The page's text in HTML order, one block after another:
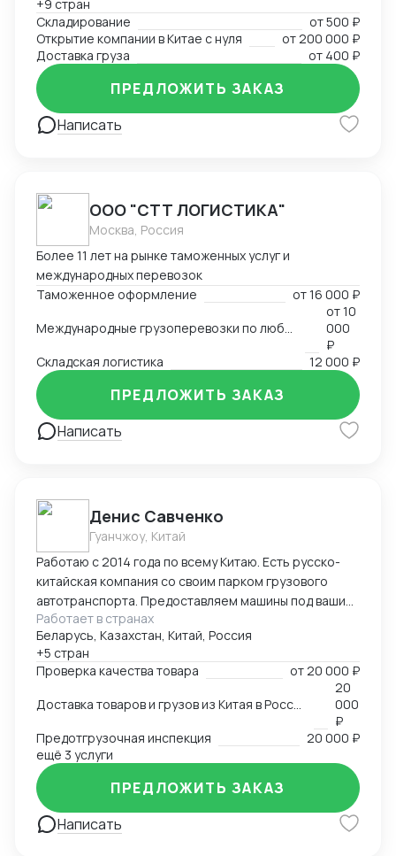
+9 стран
Складирование
от500 ₽
Открытие компании в Китае с нуля
от200 000 ₽
Доставка груза
от 400 ₽
Написать
ПРЕДЛОЖИТЬ ЗАКАЗ
ООО "СТТ ЛОГИСТИКА"
Москва, Россия
Более 11 лет на рынке таможенных услуг и
международных перевозок
Таможенное оформление
от16 000 ₽
Международные грузоперевозки по любым маршрутам и любыми видами транспорта
от10
000
₽
Складская логистика
12 000 ₽
Написать
ПРЕДЛОЖИТЬ ЗАКАЗ
Денис Савченко
Гуанчжоу, Китай
Работаю с 2014 года по всему Китаю. Есть русско-
китайская компания со своим парком грузового
автотранспорта. Предоставляем машины под ваши
поставки. Свой офис и склад в Гуанчжоу, ИУ и
Маньчжурии. Занимаюсь оказанием различных услуг
в сфере внешней торговли.
Работает в странах
Беларусь, Казахстан, Китай, Россия
+5 стран
Проверка качества товара
от20 000 ₽
Доставка товаров и грузов из Китая в Россию, Казахстан, Беларусь, Таиланд, Вьетнам, Малайзию
20
000
₽
Предотгрузочная инспекция
20 000 ₽
ещё 3 услуги
Написать
ПРЕДЛОЖИТЬ ЗАКАЗ